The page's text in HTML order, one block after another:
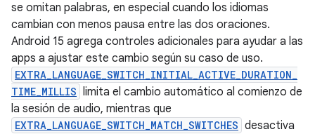
se omitan palabras, en especial cuando los idiomas
cambian con menos pausa entre las dos oraciones.
Android 15 agrega controles adicionales para ayudar a las
apps a ajustar este cambio según su caso de uso.
EXTRA_LANGUAGE_SWITCH_INITIAL_ACTIVE_DURATION_
TIME_MILLIS limita el cambio automático al comienzo de
la sesión de audio, mientras que
EXTRA_LANGUAGE_SWITCH_MATCH_SWITCHES desactiva